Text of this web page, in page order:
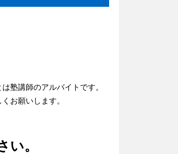
塾講師のアルバイトです。
お願いします。
。